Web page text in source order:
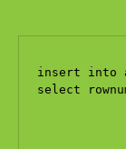
insert into
select